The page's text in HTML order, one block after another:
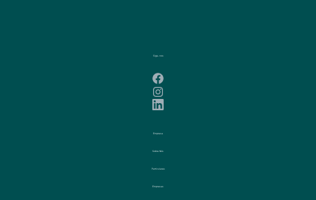
Empresa
Sobre Nós
Particulares
Empresas
Siga-nos